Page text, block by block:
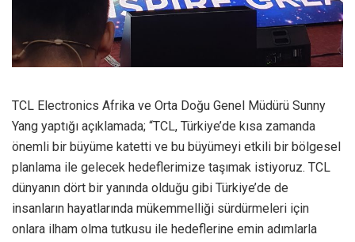
TCL Electronics Afrika ve Orta Doğu Genel Müdürü Sunny
Yang yaptığı açıklamada; “TCL, Türkiye’de kısa zamanda
önemli bir büyüme katetti ve bu büyümeyi etkili bir bölgesel
planlama ile gelecek hedeflerimize taşımak istiyoruz. TCL
dünyanın dört bir yanında olduğu gibi Türkiye’de de
insanların hayatlarında mükemmelliği sürdürmeleri için
onlara ilham olma tutkusu ile hedeflerine emin adımlarla